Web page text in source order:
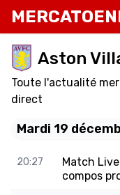
Aston
Toute l'actualité
direct
Mardi 19
20:27
Match
compos